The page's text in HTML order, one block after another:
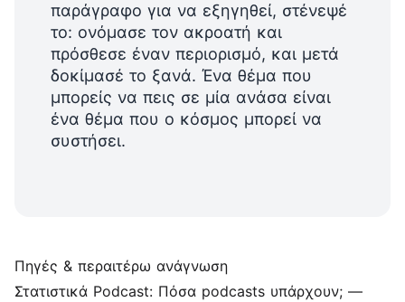
παράγραφο για να εξηγηθεί, στένεψέ
το: ονόμασε τον ακροατή και
πρόσθεσε έναν περιορισμό, και μετά
δοκίμασέ το ξανά. Ένα θέμα που
μπορείς να πεις σε μία ανάσα είναι
ένα θέμα που ο κόσμος μπορεί να
συστήσει.
Πηγές & περαιτέρω ανάγνωση
Στατιστικά Podcast: Πόσα podcasts υπάρχουν; —